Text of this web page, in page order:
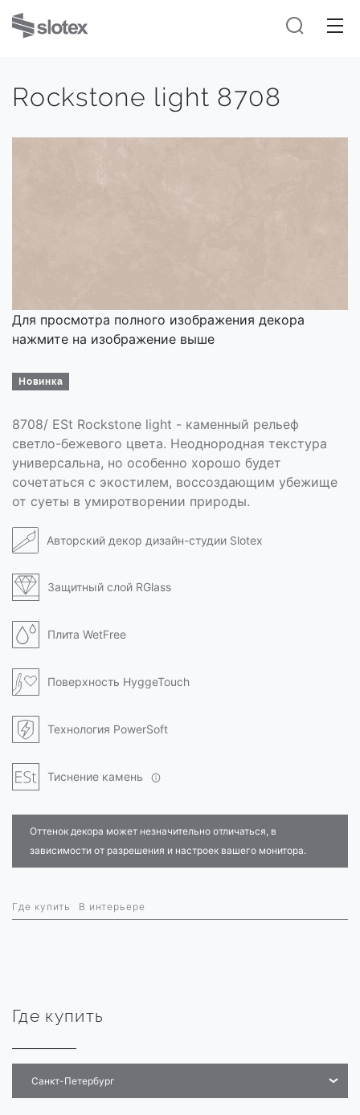
Rockstone light 8708
Для просмотра полного изображения декора
нажмите на изображение выше
Новинка
8708/ ESt Rockstone light - каменный рельеф
светло-бежевого цвета. Неоднородная текстура
универсальна, но особенно хорошо будет
сочетаться с экостилем, воссоздающим убежище
от суеты в умиротворении природы.
Авторский декор дизайн-студии Slotex
Защитный слой RGlass
Плита WetFree
Поверхность HyggeTouch
Технология PowerSoft
Тиснение камень
Оттенок декора может незначительно отличаться, в
зависимости от разрешения и настроек вашего монитора.
Где купить В интерьере
Где купить
Санкт-Петербург